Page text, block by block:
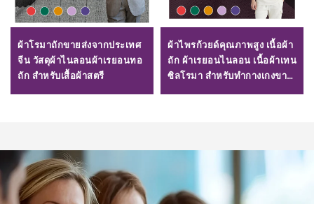
ผ้าโรมาถักขายส่งจากประเทศ
จีน วัสดุผ้าไนลอนผ้าเรยอนทอ
ถัก สำหรับเสื้อผ้าสตรี
ผ้าไพรก้วยด์คุณภาพสูง เนื้อผ้า
ถัก ผ้าเรยอนไนลอน เนื้อผ้าเทน
ซิลโรมา สำหรับทำกางเกงขา